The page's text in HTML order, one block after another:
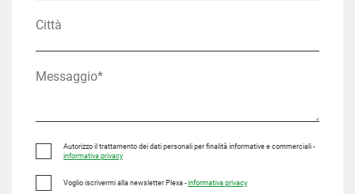
Autorizzo il trattamento dei dati personali per finalità informative e commerciali -
informativa privacy
Voglio iscrivermi alla newsletter Plexa -informativa privacy